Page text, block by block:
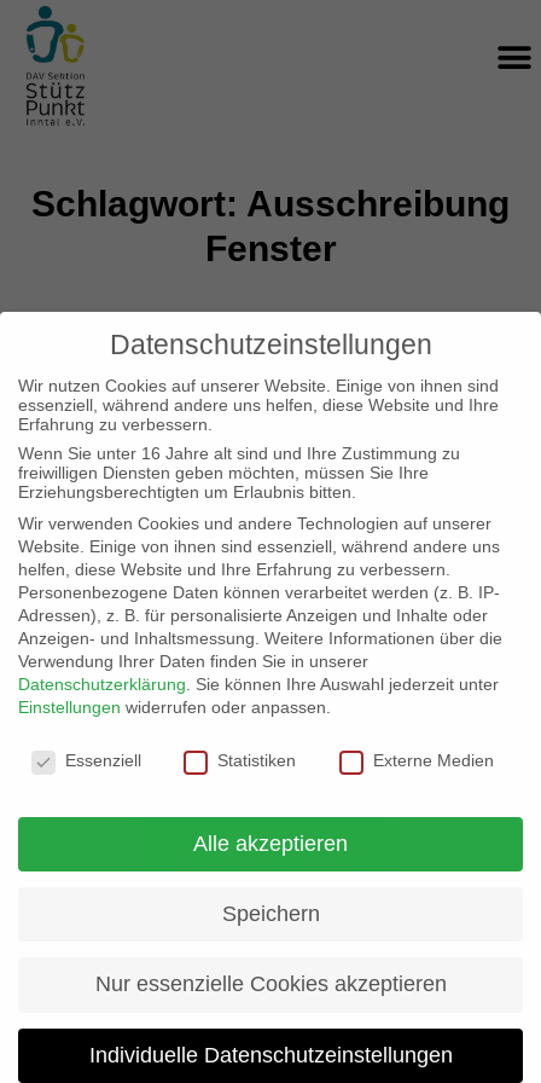
Zum
Inhalt
springen
Schlagwort: Ausschreibung
Fenster
Bekanntmachung Ausschreibung
Fenster
In Kürze startet die Ausschreibung nach VOB
zu den Fenstern, Fenstertüren und Außentüren.
Informationen und Details finden interessierte
Firmen hier: Kletterhalle Basislager –
Ausschreibung Fenster
Weiterlesen...
Kontakt & Infos
Datenschutzeinstellungen
Wir nutzen Cookies auf unserer Website. Einige von ihnen sind
essenziell, während andere uns helfen, diese Website und Ihre
Erfahrung zu verbessern.
Wenn Sie unter 16 Jahre alt sind und Ihre Zustimmung zu
freiwilligen Diensten geben möchten, müssen Sie Ihre
Erziehungsberechtigten um Erlaubnis bitten.
Wir verwenden Cookies und andere Technologien auf unserer
Website. Einige von ihnen sind essenziell, während andere uns
helfen, diese Website und Ihre Erfahrung zu verbessern.
Personenbezogene Daten können verarbeitet werden (z. B. IP-
Adressen), z. B. für personalisierte Anzeigen und Inhalte oder
Anzeigen- und Inhaltsmessung. Weitere Informationen über die
Verwendung Ihrer Daten finden Sie in unserer
Datenschutzerklärung
Sie können Ihre Auswahl jederzeit unter
Einstellungen widerrufen oder anpassen.
Essenziell
Statistiken Externe Medien
Alle akzeptieren
Speichern
Nur essenzielle Cookies akzeptieren
Individuelle Datenschutzeinstellungen